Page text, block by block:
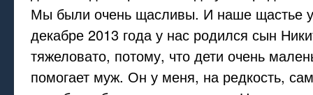
Мы были очень щасливы. И наше щастье
декабре 2013 года у нас родился сын
тяжеловато, потому, что дети очень
помогает муж. Он у меня, на редкость,